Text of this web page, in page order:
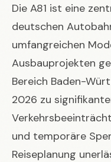
Die A81 ist eine
deutschen
umfangreichen
Ausbauprojekten
Bereich Baden-
2026 zu
und temporäre
Reiseplanung